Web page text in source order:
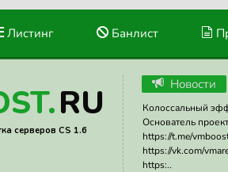
Листинг Банлист
RU
серверов CS 1.6
Новости
Колоссальный
Основатель
https://t.me/
https://vk.com/
https:..